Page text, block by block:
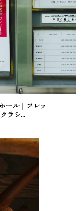
ール｜フレッ
ラシ...